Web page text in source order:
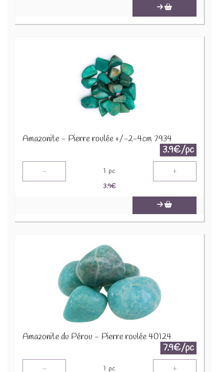
Amazonite - Pierre roulée +/-2-4cm 7934
3.9€/pc
- 1 pc +
3.9€
Amazonite du Pérou - Pierre roulée 40124
7.9€/pc
- 1 pc +